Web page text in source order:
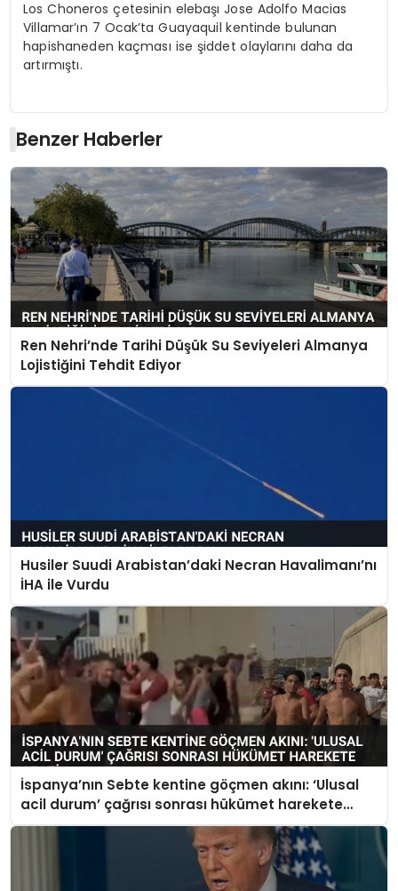
Los Choneros çetesinin elebaşı Jose Adolfo Macias
Villamar’ın 7 Ocak’ta Guayaquil kentinde bulunan
hapishaneden kaçması ise şiddet olaylarını daha da
artırmıştı.
Benzer Haberler
Ren Nehri’nde Tarihi Düşük Su Seviyeleri Almanya
Lojistiğini Tehdit Ediyor
Husiler Suudi Arabistan’daki Necran Havalimanı’nı
İHA ile Vurdu
İspanya’nın Sebte kentine göçmen akını: ‘Ulusal
acil durum’ çağrısı sonrası hükümet harekete
geçti